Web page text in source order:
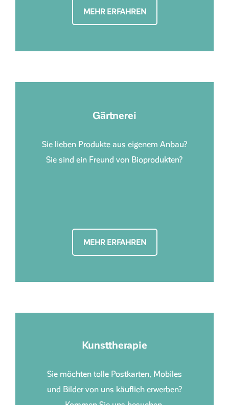
MEHR ERFAHREN
Gärtnerei
Sie lieben Produkte aus eigenem Anbau?
Sie sind ein Freund von Bioprodukten?
MEHR ERFAHREN
Kunsttherapie
Sie möchten tolle Postkarten, Mobiles
und Bilder von uns käuflich erwerben?